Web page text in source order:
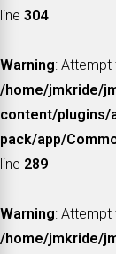
line 304
Warning: Attempt
/home/jmkride/
content/plugins/
pack/app/
line 289
Warning: Attempt
/home/jmkride/